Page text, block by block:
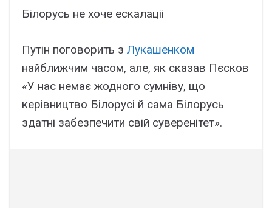
Білорусь не хоче ескалаціі
Путін поговорить з Лукашенком
найближчим часом, але, як сказав Пєсков
«У нас немає жодного сумніву, що
керівництво Білорусі й сама Білорусь
здатні забезпечити свій суверенітет».